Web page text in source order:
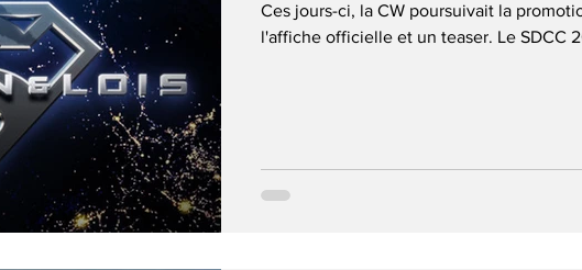
Ces jours-ci, la CW poursuivait la
l'affiche officielle et un teaser. Le SDCC